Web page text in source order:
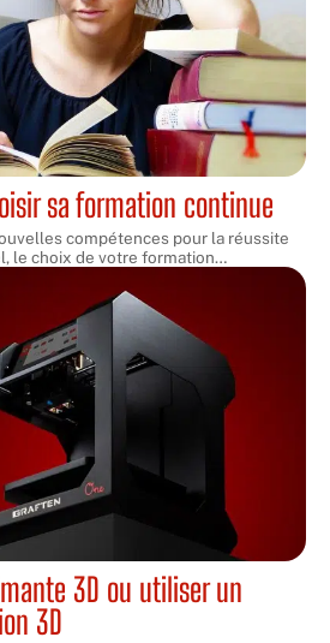
sa formation continue
compétences pour la réussite
le choix de votre formation…
3D ou utiliser un
3D